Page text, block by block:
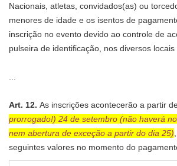
Nacionais, atletas, convidados(as) ou
menores de idade e os isentos de
inscrição no evento devido ao controle de
pulseira de identificação, nos diversos
...
Art. 12. As inscrições acontecerão a partir
prorrogado!) 24 de setembro (não haverá
nem abertura de exceção a partir do dia 25)
seguintes valores no momento do